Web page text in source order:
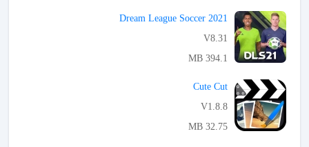
Dream League Soccer 2021
V8.31
394.1 MB
Cute Cut
V1.8.8
32.75 MB